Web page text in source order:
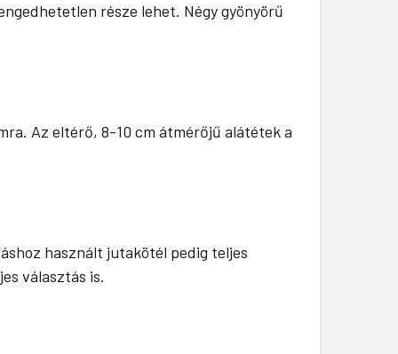
része lehet. Négy gyönyörű
Az eltérő, 8-10 cm átmérőjű alátétek a
használt jutakötél pedig teljes
választás is.